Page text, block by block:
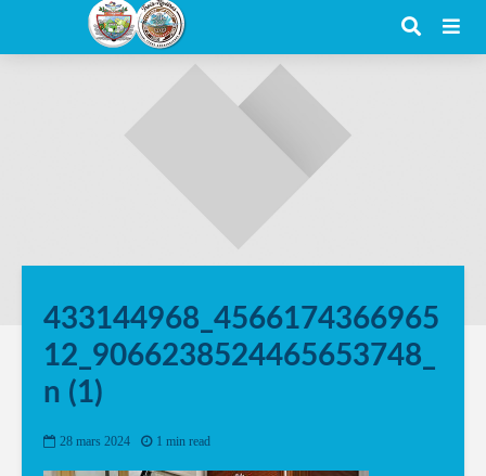
433144968_4566174366965
12_9066238524465653748_
n (1)
28 mars 2024 1 min read